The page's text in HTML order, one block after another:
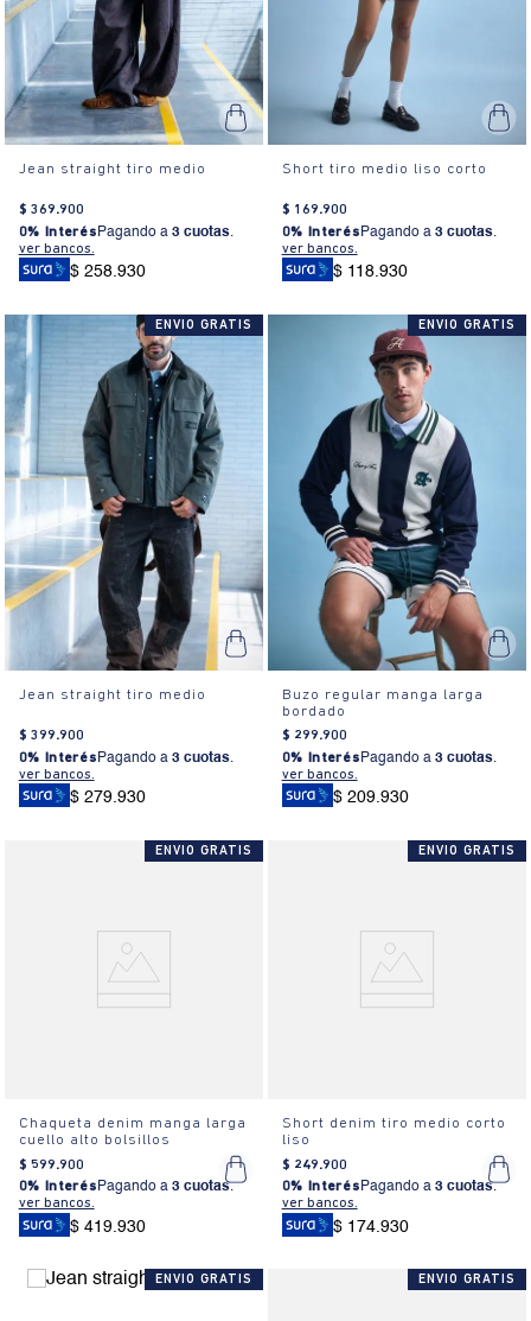
Jean straight tiro medio
$ 369.900
0% Interés Pagando a 3 cuotas.
ver bancos.
$ 258.930
Short tiro medio liso corto
$ 169.900
0% Interés Pagando a 3 cuotas.
ver bancos.
$ 118.930
ENVIO GRATIS
Jean straight tiro medio
$ 399.900
0% Interés Pagando a 3 cuotas.
ver bancos.
$ 279.930
ENVIO GRATIS
Buzo regular manga larga
bordado
$ 299.900
0% Interés Pagando a 3 cuotas.
ver bancos.
$ 209.930
ENVIO GRATIS
Chaqueta denim manga larga
cuello alto bolsillos
$ 599.900
0% InterésPagando a 3 cuotas.
ver bancos.
$ 419.930
ENVIO GRATIS
Short denim tiro medio corto
liso
$ 249.900
0% InterésPagando a 3 cuotas.
ver bancos.
$ 174.930
ENVIO GRATIS ENVIO GRATIS